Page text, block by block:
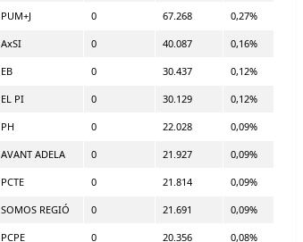
PUM+J 0 67.268 0,27%
AxSI 0 40.087 0,16%
EB 0 30.437 0,12%
EL PI 0 30.129 0,12%
PH 0 22.028 0,09%
AVANT ADELA 0 21.927 0,09%
PCTE 0 21.814 0,09%
SOMOS REGIÓ 0 21.691 0,09%
PCPE 0 20.356 0,08%